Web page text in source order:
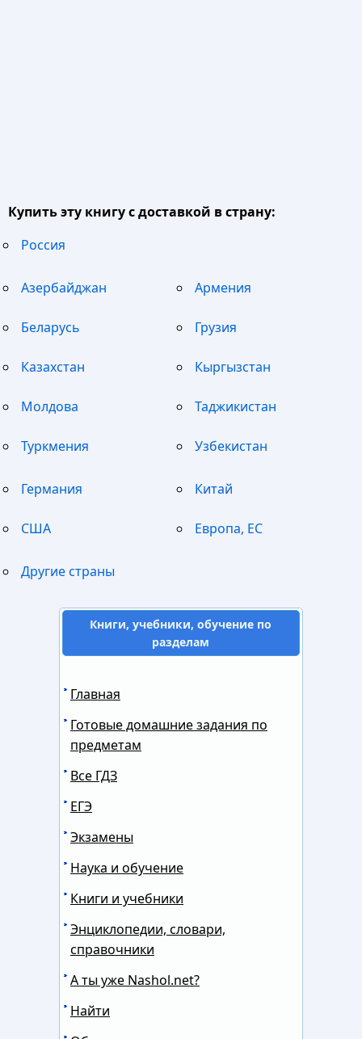
Купить эту книгу с доставкой в страну:
Россия
Азербайджан Армения
Беларусь Грузия
Казахстан Кыргызстан
Молдова Таджикистан
Туркмения Узбекистан
Германия Китай
США Европа, ЕС
Другие страны
Книги, учебники, обучение по
разделам
Главная
Готовые домашние задания по
предметам
Все ГДЗ
ЕГЭ
Экзамены
Наука и обучение
Книги и учебники
Энциклопедии, словари,
справочники
А ты уже Nashol.net?
Найти